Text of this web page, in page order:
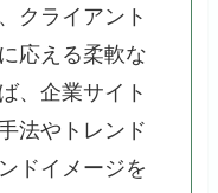
クライアント
応える柔軟な
、企業サイト
法やトレンド
ドイメージを